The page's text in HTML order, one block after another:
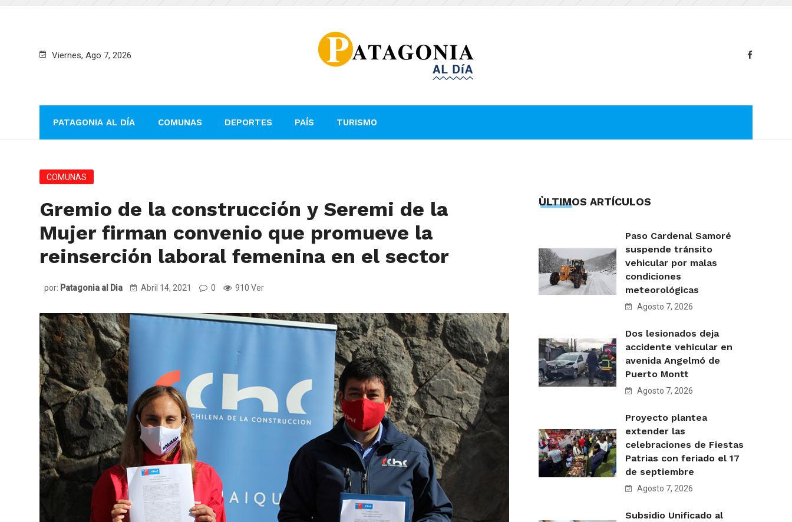
Viernes, Ago 7, 2026
PATAGONIA AL DÍA COMUNAS DEPORTES PAÍS TURISMO
COMUNAS
Gremio de la construcción y Seremi de la
Mujer firman convenio que promueve la
reinserción laboral femenina en el sector
por: Patagonia al Dia Abril 14, 2021 0 910 Ver
ÙLTIMOS ARTÍCULOS
Paso Cardenal Samoré
suspende tránsito
vehicular por malas
condiciones
meteorológicas
Agosto 7, 2026
Dos lesionados deja
accidente vehicular en
avenida Angelmó de
Puerto Montt
Agosto 7, 2026
Proyecto plantea
extender las
celebraciones de Fiestas
Patrias con feriado el 17
de septiembre
Agosto 7, 2026
Subsidio Unificado al